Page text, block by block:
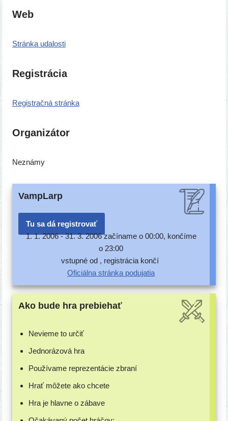
Web
Stránka uda­los­ti
Registrácia
Registračná strán­ka
Organizátor
Neznámy
VampLarp
Tu sa dá registrovať
1. 1. 2006 -31. 3. 2006 začí­na­me o 00:00, kon­čí­me
o 23:00
vstup­né od , regis­trá­cia končí
Oficiálna strán­ka podujatia
Ako bude hra prebiehať
Nevieme to určiť
Jednorázová hra
Používame repre­zen­tá­cie zbraní
Hrať môže­te ako chcete
Hra je hlav­ne o zábave